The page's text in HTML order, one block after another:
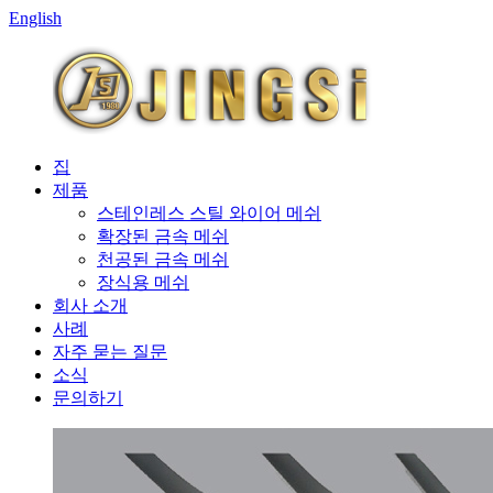
English
집
제품
스테인레스 스틸 와이어 메쉬
확장된 금속 메쉬
천공된 금속 메쉬
장식용 메쉬
회사 소개
사례
자주 묻는 질문
소식
문의하기